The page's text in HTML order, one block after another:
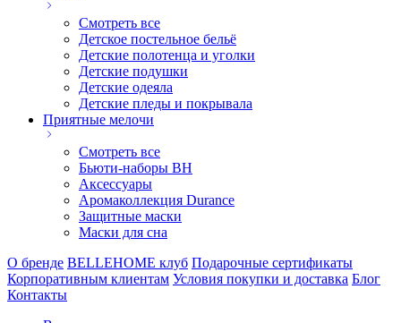
Смотреть все
Детское постельное бельё
Детские полотенца и уголки
Детские подушки
Детские одеяла
Детские пледы и покрывала
Приятные мелочи
Смотреть все
Бьюти-наборы ВН
Аксессуары
Аромаколлекция Durance
Защитные маски
Маски для сна
О бренде BELLEHOME клуб Подарочные сертификаты
Корпоративным клиентам Условия покупки и доставка Блог
Контакты